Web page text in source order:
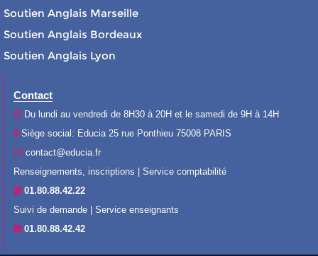
Soutien Anglais Marseille
Soutien Anglais Bordeaux
Soutien Anglais Lyon
Contact
Du lundi au vendredi de 8H30 à 20H et le samedi de 9H à 14H
Siège social: Educia 25 rue Ponthieu 75008 PARIS
contact@educia.fr
Renseignements, inscriptions | Service comptabilité
01.80.88.42.22
Suivi de demande | Service enseignants
01.80.88.42.42